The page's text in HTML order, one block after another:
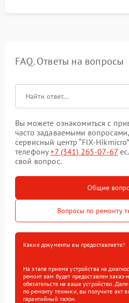
FAQ. Ответы на вопросы
Вы можете ознакомиться с
часто задаваемыми
сервисный центр “FIX-
телефону+7 (341) 265-07-67
свой вопрос.
Общие
Вопросы по ремонту
Какие документы вы предоставляете?
На этапе приема устройства на
ремонт вам будет предоставлен
обязательств на ваше устройство.
по ремонту техники, вы получите акт
гарантийный талон.